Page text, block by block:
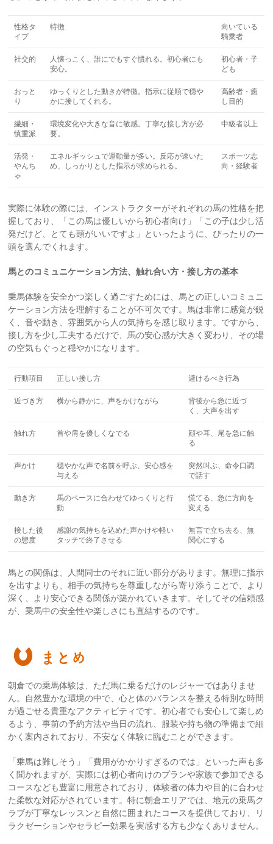
性格タ
イプ
特徴
向いている
騎乗者
社交的
人懐っこく、誰にでもすぐ慣れる。初心者にも
安心。
初心者・子
ども
おっと
り
ゆっくりとした動きが特徴。指示に従順で穏や
かに接してくれる。
高齢者・癒
し目的
繊細・
慎重派
環境変化や大きな音に敏感。丁寧な接し方が必
要。
中級者以上
活発・
やんち
ゃ
エネルギッシュで運動量が多い。反応が速いた
め、しっかりとした指示が求められる。
スポーツ志
向・経験者
実際に体験の際には、インストラクターがそれぞれの馬の性格を把
握しており、「この馬は優しいから初心者向け」「この子は少し活
発だけど、とても頭がいいですよ」といったように、ぴったりの一
頭を選んでくれます。
馬とのコミュニケーション方法、触れ合い方・接し方の基本
乗馬体験を安全かつ楽しく過ごすためには、馬との正しいコミュニ
ケーション方法を理解することが不可欠です。馬は非常に感覚が鋭
く、音や動き、雰囲気から人の気持ちを感じ取ります。ですから、
接し方を少し工夫するだけで、馬の安心感が大きく変わり、その場
の空気もぐっと穏やかになります。
行動項目 正しい接し方 避けるべき行為
近づき方 横から静かに、声をかけながら
背後から急に近づ
く、大声を出す
触れ方 首や肩を優しくなでる
顔や耳、尾を急に触
る
声かけ
穏やかな声で名前を呼ぶ、安心感を
与える
突然叫ぶ、命令口調
で話す
動き方
馬のペースに合わせてゆっくりと行
動
慌てる、急に方向を
変える
接した後
の態度
感謝の気持ちを込めた声かけや軽い
タッチで終了させる
無言で立ち去る、無
関心にする
馬との関係は、人間同士のそれに近い部分があります。無理に指示
を出すよりも、相手の気持ちを尊重しながら寄り添うことで、より
深く、より安心できる関係が築かれていきます。そしてその信頼感
が、乗馬中の安全性や楽しさにも直結するのです。
まとめ
朝倉での乗馬体験は、ただ馬に乗るだけのレジャーではありませ
ん。自然豊かな環境の中で、心と体のバランスを整える特別な時間
が過ごせる貴重なアクティビティです。初心者でも安心して楽しめ
るよう、事前の予約方法や当日の流れ、服装や持ち物の準備まで細
かく案内されており、不安なく体験に臨むことができます。
「乗馬は難しそう」「費用がかかりすぎるのでは」といった声も多
く聞かれますが、実際には初心者向けのプランや家族で参加できる
コースなども豊富に用意されており、体験者の体力や目的に合わせ
た柔軟な対応がされています。特に朝倉エリアでは、地元の乗馬ク
ラブが丁寧なレッスンと自然に囲まれたコースを提供しており、リ
ラクゼーションやセラピー効果を実感する方も少なくありません。